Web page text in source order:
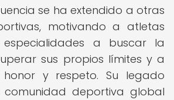
se ha extendido a otras
motivando a atletas
a buscar la
sus propios límites y a
y respeto. Su legado
deportiva global